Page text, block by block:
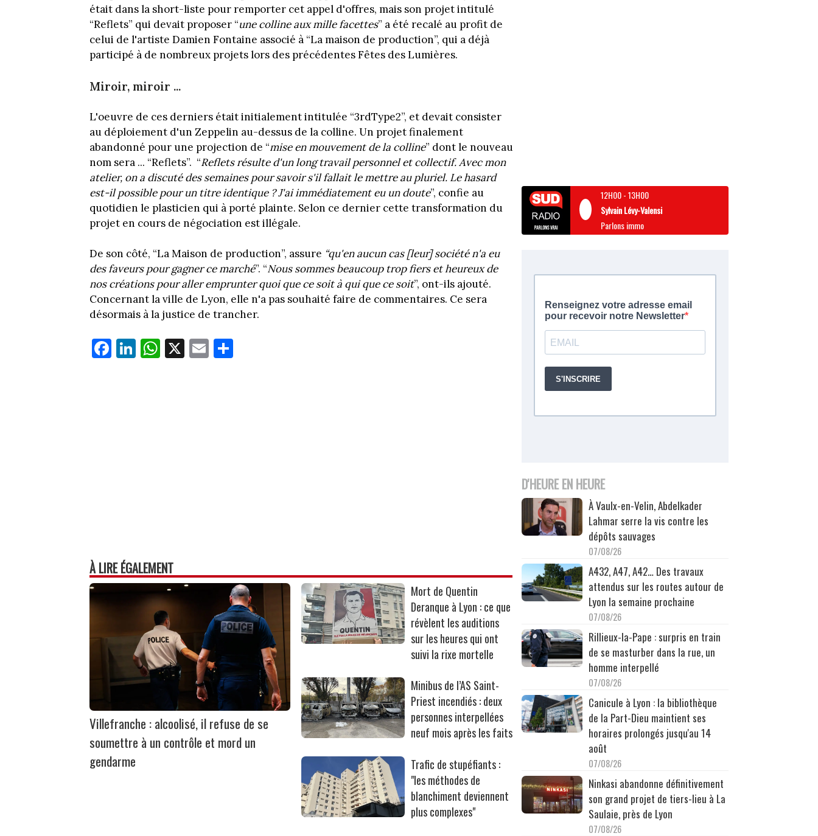
était dans la short-liste pour remporter cet appel d'offres, mais son projet intitulé
“Reflets” qui devait proposer “une colline aux mille facettes” a été recalé au profit de
celui de l'artiste Damien Fontaine associé à “La maison de production”, qui a déjà
participé à de nombreux projets lors des précédentes Fêtes des Lumières.
Miroir, miroir ...
L'oeuvre de ces derniers était initialement intitulée “3rdType2”, et devait consister
au déploiement d'un Zeppelin au-dessus de la colline. Un projet finalement
abandonné pour une projection de “mise en mouvement de la colline” dont le nouveau
nom sera ... “Reflets”. “Reflets résulte d'un long travail personnel et collectif. Avec mon
atelier, on a discuté des semaines pour savoir s'il fallait le mettre au pluriel. Le hasard
est-il possible pour un titre identique ? J'ai immédiatement eu un doute”, confie au
quotidien le plasticien qui à porté plainte. Selon ce dernier cette transformation du
projet en cours de négociation est illégale.
De son côté, “La Maison de production”, assure “qu'en aucun cas [leur] société n'a eu
des faveurs pour gagner ce marché”. “Nous sommes beaucoup trop fiers et heureux de
nos créations pour aller emprunter quoi que ce soit à qui que ce soit”, ont-ils ajouté.
Concernant la ville de Lyon, elle n'a pas souhaité faire de commentaires. Ce sera
désormais à la justice de trancher.
Fa
ce
Li
nk
W
ha
X E
m
À LIRE ÉGALEMENT
Villefranche : alcoolisé, il refuse de se
soumettre à un contrôle et mord un
gendarme
Mort de Quentin
Deranque à Lyon : ce que
révèlent les auditions
sur les heures qui ont
suivi la rixe mortelle
Minibus de l’AS Saint-
Priest incendiés : deux
personnes interpellées
neuf mois après les faits
Trafic de stupéfiants :
"les méthodes de
blanchiment deviennent
plus complexes"
12H00-13H00
Sylvain Lévy-Valensi
Parlons immo
D'HEURE EN HEURE
À Vaulx-en-Velin, Abdelkader
Lahmar serre la vis contre les
dépôts sauvages
07/08/26
A432, A47, A42… Des travaux
attendus sur les routes autour de
Lyon la semaine prochaine
07/08/26
Rillieux-la-Pape : surpris en train
de se masturber dans la rue, un
homme interpellé
07/08/26
Canicule à Lyon : la bibliothèque
de la Part-Dieu maintient ses
horaires prolongés jusqu'au 14
août
07/08/26
Ninkasi abandonne définitivement
son grand projet de tiers-lieu à La
Saulaie, près de Lyon
07/08/26